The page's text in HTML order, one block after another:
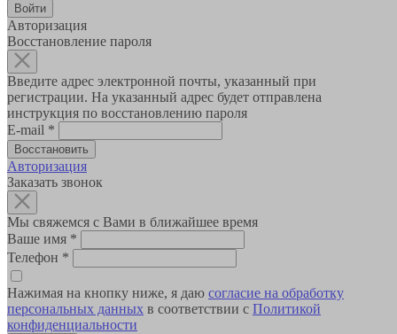
Авторизация
Восстановление пароля
Введите адрес электронной почты, указанный при
регистрации. На указанный адрес будет отправлена
инструкция по восстановлению пароля
E-mail *
Авторизация
Заказать звонок
Мы свяжемся с Вами в ближайшее время
Ваше имя *
Телефон *
Нажимая на кнопку ниже, я даю согласие на обработку
персональных данных в соответствии с Политикой
конфиденциальности